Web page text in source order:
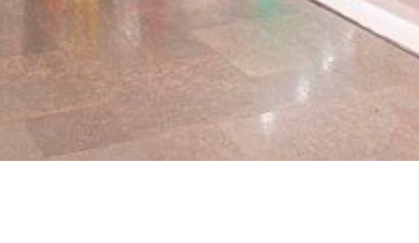
Subir su cv*